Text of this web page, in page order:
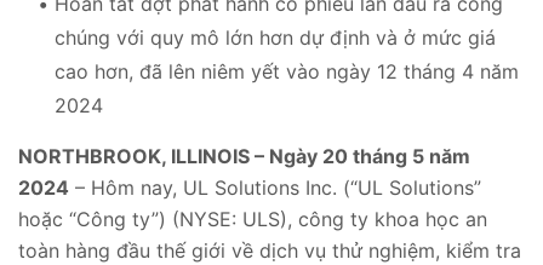
chúng với quy mô lớn hơn dự định và ở mức giá
cao hơn, đã lên niêm yết vào ngày 12 tháng 4 năm
2024
NORTHBROOK, ILLINOIS – Ngày 20 tháng 5 năm
2024 – Hôm nay, UL Solutions Inc. (“UL Solutions”
hoặc “Công ty”) (NYSE: ULS), công ty khoa học an
toàn hàng đầu thế giới về dịch vụ thử nghiệm, kiểm tra